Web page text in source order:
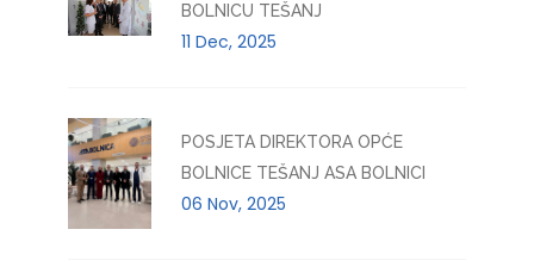
BOLNICU TEŠANJ
11 Dec, 2025
POSJETA DIREKTORA OPĆE
BOLNICE TEŠANJ ASA BOLNICI
06 Nov, 2025